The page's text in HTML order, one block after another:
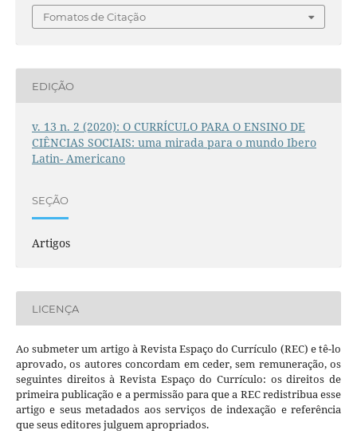
Fomatos de Citação
EDIÇÃO
v. 13 n. 2 (2020): O CURRÍCULO PARA O ENSINO DE
CIÊNCIAS SOCIAIS: uma mirada para o mundo Ibero
Latin- Americano
SEÇÃO
Artigos
LICENÇA
Ao submeter um artigo à Revista Espaço do Currículo (REC) e tê-lo
aprovado, os autores concordam em ceder, sem remuneração, os
seguintes direitos à Revista Espaço do Currículo: os direitos de
primeira publicação e a permissão para que a REC redistribua esse
artigo e seus metadados aos serviços de indexação e referência
que seus editores julguem apropriados.